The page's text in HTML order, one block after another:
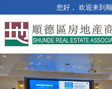
您好， 欢迎来到